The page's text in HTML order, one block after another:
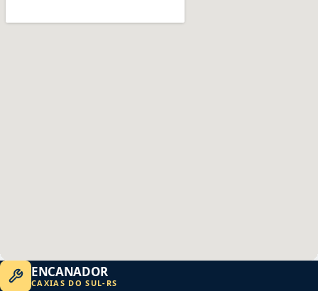
ENCANADOR
CAXIAS DO SUL- RS